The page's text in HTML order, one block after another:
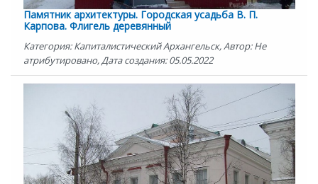
Памятник архитектуры. Городская усадьба В. П.
Карпова. Флигель деревянный
Категория: Капиталистический Архангельск, Автор: Не
атрибутировано, Дата создания: 05.05.2022